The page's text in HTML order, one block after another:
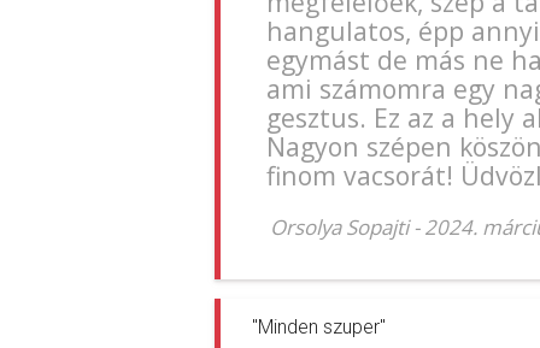
hangulatos, épp
egymást de más ne
ami számomra egy
gesztus. Ez az a hely
Nagyon szépen
finom vacsorát!
Orsolya Sopajti-2024.
"Minden szuper"